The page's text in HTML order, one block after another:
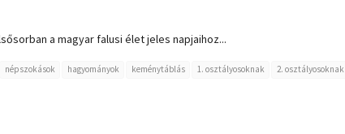
a magyar falusi élet jeles napjaihoz...
népszokások hagyományok keménytáblás 1. osztályosoknak
2. osztályosoknak